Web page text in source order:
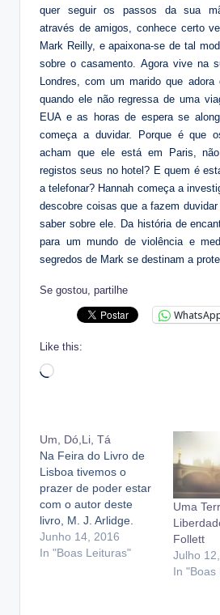
quer seguir os passos da sua
através de amigos, conhece certo
Mark Reilly, e apaixona-se de tal
sobre o casamento. Agora vive na
Londres, com um marido que
quando ele não regressa de uma
EUA e as horas de espera se
começa a duvidar. Porque é que
acham que ele está em Paris,
registos seus no hotel? E quem é
a telefonar? Hannah começa a
descobre coisas que a fazem
saber sobre ele. Da história de
para um mundo de violência e
segredos de Mark se destinam a
Se gostou, partilhe
Like this:
Loading…
Um, Dó,Li, Tá
Na Feira do Livro de
Lisboa tivemos o
prazer de poder estar
com o autor deste
livro, M. J. Arlidge.
Pedi ajuda às
especialistas (livrólicas
Junho 14, 2016
In "Boas Leituras"
Uma
Follett
Julho
In "Boas